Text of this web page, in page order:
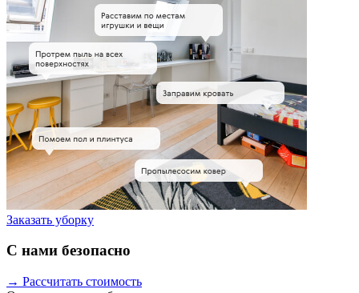
Заказать уборку
С нами безопасно
→ Рассчитать стоимость